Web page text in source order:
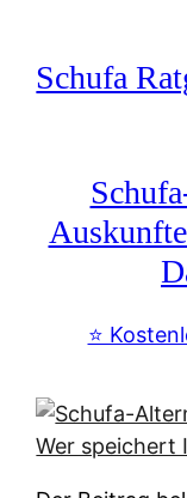
springen
Schufa
⭐️